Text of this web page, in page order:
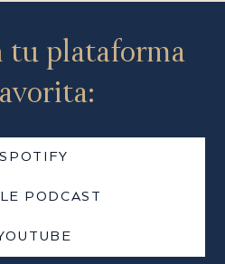
tu plataforma
SPOTIFY
PODCAST